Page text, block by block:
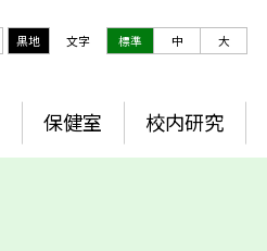
黒地 文字 標準 中 大
保健室 校内研究